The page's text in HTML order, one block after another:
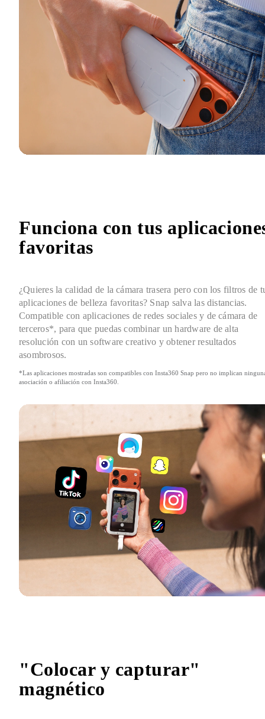
Funciona con tus
favoritas
¿Quieres la calidad de la cámara trasera pero con los filtros de
aplicaciones de belleza favoritas? Snap salva las distancias.
Compatible con aplicaciones de redes sociales y de cámara de
terceros*, para que puedas combinar un hardware de alta
resolución con un software creativo y obtener resultados
asombrosos.
*Las aplicaciones mostradas son compatibles con Insta360 Snap pero no implican
asociación o afiliación con Insta360.
"Colocar y capturar"
magnético